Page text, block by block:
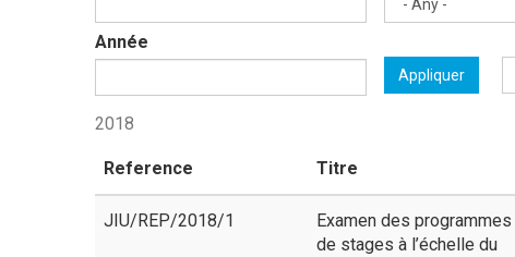
Année
Appliquer
2018
Reference Titre
JIU/REP/2018/1
Examen des programmes
de stages à l’échelle du